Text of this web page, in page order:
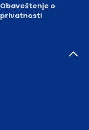
Obaveštenje o
privatnosti